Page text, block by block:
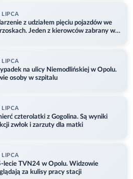
LIPCA
z udziałem pięciu pojazdów we
Jeden z kierowców zabrany w
LIPCA
na ulicy Niemodlińskiej w Opolu.
osoby w szpitalu
LIPCA
czterolatki z Gogolina. Są wyniki
zwłok i zarzuty dla matki
LIPCA
lecie TVN24 w Opolu. Widzowie
za kulisy pracy stacji